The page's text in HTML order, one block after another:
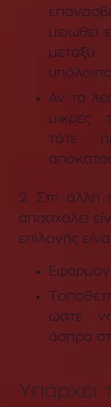
μειωθεί
Αν τα
μικρές
τότε
2. Στη άλλη
απασχολεί
επιλογής
ώστε
άσπρα
Υπάρχει